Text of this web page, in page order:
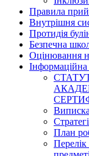
Правила
Внутрішня
Протидія
Безпечна
Оцінювання
Інформаційна
План